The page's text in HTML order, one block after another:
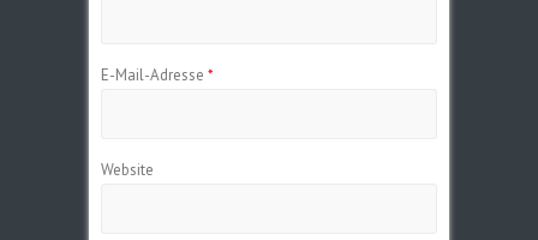
E-Mail-Adresse *
Website